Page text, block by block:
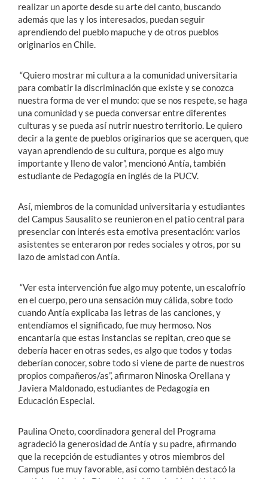
realizar un aporte desde su arte del canto, buscando
además que las y los interesados, puedan seguir
aprendiendo del pueblo mapuche y de otros pueblos
originarios en Chile.
“Quiero mostrar mi cultura a la comunidad universitaria
para combatir la discriminación que existe y se conozca
nuestra forma de ver el mundo: que se nos respete, se haga
una comunidad y se pueda conversar entre diferentes
culturas y se pueda así nutrir nuestro territorio. Le quiero
decir a la gente de pueblos originarios que se acerquen, que
vayan aprendiendo de su cultura, porque es algo muy
importante y lleno de valor”, mencionó Antía, también
estudiante de Pedagogía en inglés de la PUCV.
Así, miembros de la comunidad universitaria y estudiantes
del Campus Sausalito se reunieron en el patio central para
presenciar con interés esta emotiva presentación: varios
asistentes se enteraron por redes sociales y otros, por su
lazo de amistad con Antía.
“Ver esta intervención fue algo muy potente, un escalofrío
en el cuerpo, pero una sensación muy cálida, sobre todo
cuando Antía explicaba las letras de las canciones, y
entendíamos el significado, fue muy hermoso. Nos
encantaría que estas instancias se repitan, creo que se
debería hacer en otras sedes, es algo que todos y todas
deberían conocer, sobre todo si viene de parte de nuestros
propios compañeros/as”, afirmaron Ninoska Orellana y
Javiera Maldonado, estudiantes de Pedagogía en
Educación Especial.
Paulina Oneto, coordinadora general del Programa
agradeció la generosidad de Antía y su padre, afirmando
que la recepción de estudiantes y otros miembros del
Campus fue muy favorable, así como también destacó la